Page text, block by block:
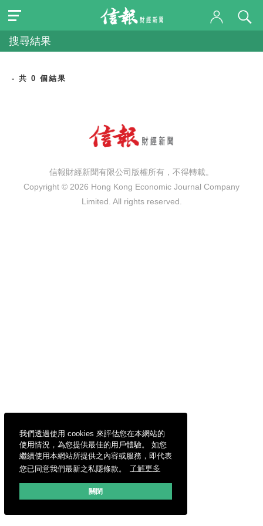
我們透過使用 cookies 來評估您在本網站的
使用情況，為您提供最佳的用戶體驗。 如您
繼續使用本網站所提供之內容或服務，即代表
您已同意我們最新之私隱條款。
了解更多
關閉
搜尋結果
- 共 0 個結果
信報財經新聞有限公司版權所有，不得轉載。
Copyright © 2026 Hong Kong Economic Journal Company
Limited. All rights reserved.